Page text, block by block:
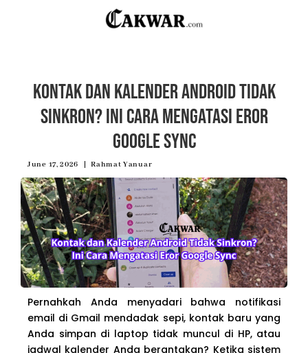
Kontak dan Kalender Android Tidak
Sinkron? Ini Cara Mengatasi Eror
Google Sync
June 17, 2026 Rahmat Yanuar
Pernahkah Anda menyadari bahwa notifikasi
email di Gmail mendadak sepi, kontak baru yang
Anda simpan di laptop tidak muncul di HP, atau
jadwal kalender Anda berantakan? Ketika sistem